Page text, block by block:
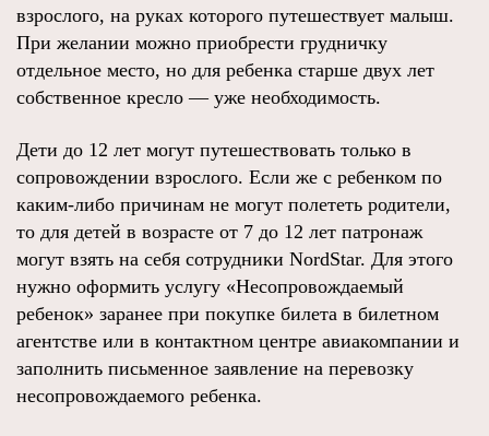
взрослого, на руках которого путешествует малыш.
При желании можно приобрести грудничку
отдельное место, но для ребенка старше двух лет
собственное кресло — уже необходимость.
Дети до 12 лет могут путешествовать только в
сопровождении взрослого. Если же с ребенком по
каким-либо причинам не могут полететь родители,
то для детей в возрасте от 7 до 12 лет патронаж
могут взять на себя сотрудники NordStar. Для этого
нужно оформить услугу «Несопровождаемый
ребенок» заранее при покупке билета в билетном
агентстве или в контактном центре авиакомпании и
заполнить письменное заявление на перевозку
несопровождаемого ребенка.